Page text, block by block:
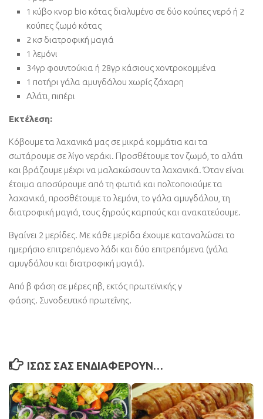
1 κύβο κνορ bio κότας διαλυμένο σε δύο κούπες νερό ή 2
κούπες ζωμό κότας
2 κσ διατροφική μαγιά
1 λεμόνι
34γρ φουντούκια ή 28γρ κάσιους χοντροκομμένα
1 ποτήρι γάλα αμυγδάλου χωρίς ζάχαρη
Αλάτι, πιπέρι
Εκτέλεση:
Κόβουμε τα λαχανικά μας σε μικρά κομμάτια και τα
σωτάρουμε σε λίγο νεράκι. Προσθέτουμε τον ζωμό, το αλάτι
και βράζουμε μέχρι να μαλακώσουν τα λαχανικά. Όταν είναι
έτοιμα αποσύρουμε από τη φωτιά και πολτοποιούμε τα
λαχανικά, προσθέτουμε το λεμόνι, το γάλα αμυγδάλου, τη
διατροφική μαγιά, τους ξηρούς καρπούς και ανακατεύουμε.
Βγαίνει 2 μερίδες. Με κάθε μερίδα έχουμε καταναλώσει το
ημερήσιο επιτρεπόμενο λάδι και δύο επιτρεπόμενα (γάλα
αμυγδάλου και διατροφική μαγιά).
Από β φάση σε μέρες πβ, εκτός πρωτεϊνικής γ
φάσης. Συνοδευτικό πρωτεΐνης.
ΊΣΩΣ ΣΑΣ ΕΝΔΙΑΦΈΡΟΥΝ…